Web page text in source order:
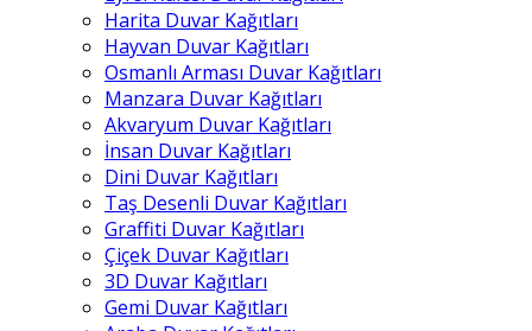
Harita Duvar Kağıtları
Hayvan Duvar Kağıtları
Osmanlı Arması Duvar Kağıtları
Manzara Duvar Kağıtları
Akvaryum Duvar Kağıtları
İnsan Duvar Kağıtları
Dini Duvar Kağıtları
Taş Desenli Duvar Kağıtları
Graffiti Duvar Kağıtları
Çiçek Duvar Kağıtları
3D Duvar Kağıtları
Gemi Duvar Kağıtları